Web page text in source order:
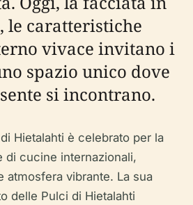
le caratteristiche
vivace invitano i
spazio unico dove
si incontrano.
Hietalahti è celebrato per la
di cucine internazionali,
atmosfera vibrante. La sua
delle Pulci di Hietalahti